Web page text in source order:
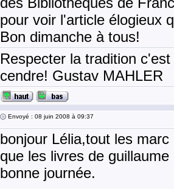
pour voir l'article élogieux
Bon dimanche à tous!
Respecter la tradition
cendre! Gustav MAHLER
Envoyé : 08 juin 2008 à 09:37
bonjour Lélia,tout les
que les livres de
bonne journée.